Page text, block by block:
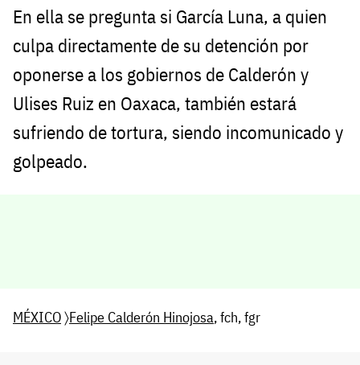
En ella se pregunta si García Luna, a quien
culpa directamente de su detención por
oponerse a los gobiernos de Calderón y
Ulises Ruiz en Oaxaca, también estará
sufriendo de tortura, siendo incomunicado y
golpeado.
MÉXICO〉Felipe Calderón Hinojosa, fch, fgr